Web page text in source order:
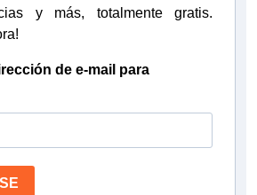
y más, totalmente gratis.
de e-mail para